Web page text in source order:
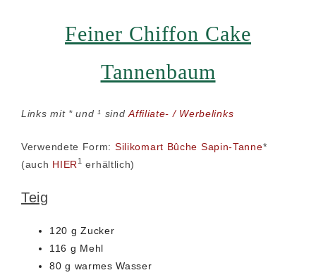
Feiner Chiffon Cake
Tannenbaum
Links mit * und ¹ sindAffiliate- / Werbelinks
Verwendete Form: Silikomart Bûche Sapin-Tanne*
(auch HIER1 erhältlich)
Teig
120 g Zucker
116 g Mehl
80 g warmes Wasser